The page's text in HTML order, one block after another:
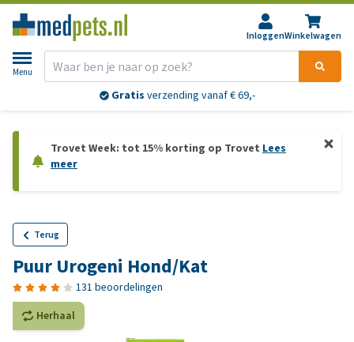
InloggenWinkelwagen
Menu
Gratis verzending vanaf € 69,-
Trovet Week: tot 15% korting op Trovet Lees
meer
Terug
Puur Urogeni Hond/Kat
131 beoordelingen
Herhaal